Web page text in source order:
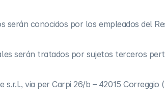
conocidos por los empleados del
serán tratados por sujetos terceros
via per Carpi 26/b – 42015 Correggio